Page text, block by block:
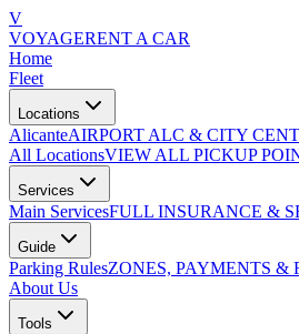
V
VOYAGERENT A CAR
Home
Fleet
Locations
AlicanteAIRPORT ALC & CITY
All LocationsVIEW ALL PICKUP
Services
Main ServicesFULL INSURANCE &
Guide
Parking RulesZONES, PAYMENTS &
About Us
Tools